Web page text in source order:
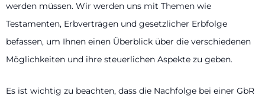
werden müssen. Wir werden uns mit Themen wie
Testamenten, Erbverträgen und gesetzlicher Erbfolge
befassen, um Ihnen einen Überblick über die verschiedenen
Möglichkeiten und ihre steuerlichen Aspekte zu geben.
Es ist wichtig zu beachten, dass die Nachfolge bei einer GbR